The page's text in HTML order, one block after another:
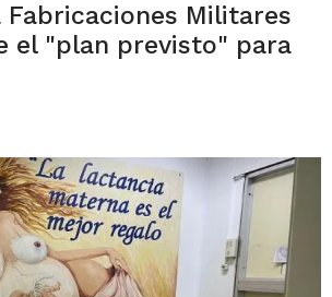
Fabricaciones Militares
el "plan previsto" para